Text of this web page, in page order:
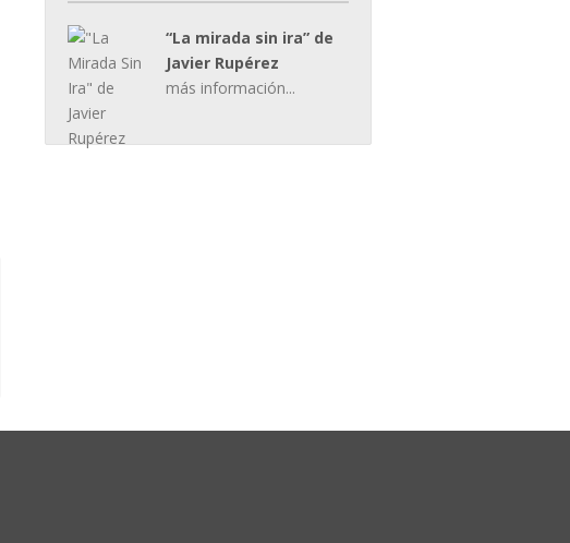
“La mirada sin ira” de
Javier Rupérez
más información...